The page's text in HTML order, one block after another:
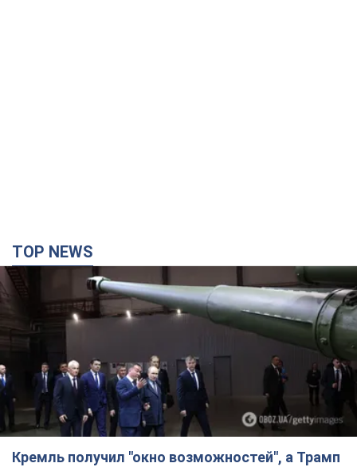
TOP NEWS
Кремль получил "окно возможностей", а Трамп